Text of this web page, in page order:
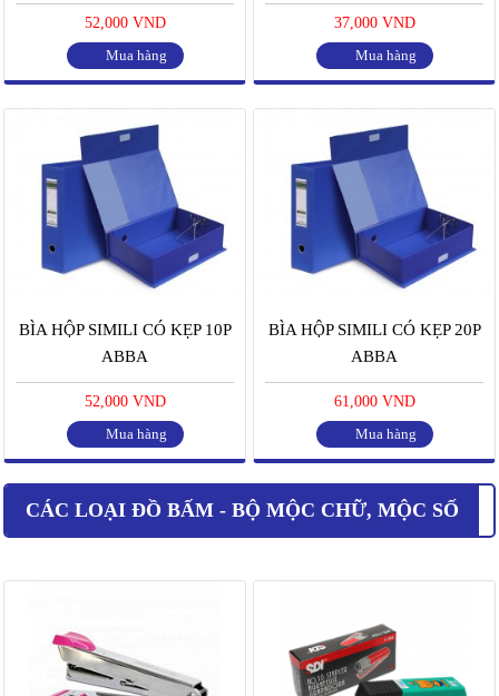
52,000 VND
Mua hàng
37,000 VND
Mua hàng
BÌA HỘP SIMILI CÓ KẸP 10P
ABBA
52,000 VND
Mua hàng
BÌA HỘP SIMILI CÓ KẸP 20P
ABBA
61,000 VND
Mua hàng
CÁC LOẠI ĐỒ BẤM - BỘ MỘC CHỮ, MỘC SỐ